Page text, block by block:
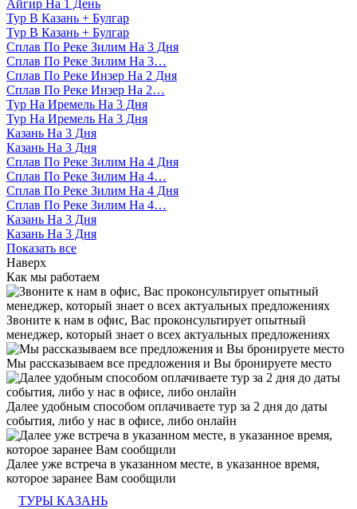
Айгир На 1 День
Тур В Казань + Булгар
Тур В Казань + Булгар
Сплав По Реке Зилим На 3 Дня
Сплав По Реке Зилим На 3…
Сплав По Реке Инзер На 2 Дня
Сплав По Реке Инзер На 2…
Тур На Иремель На 3 Дня
Тур На Иремель На 3 Дня
Казань На 3 Дня
Казань На 3 Дня
Сплав По Реке Зилим На 4 Дня
Сплав По Реке Зилим На 4…
Сплав По Реке Зилим На 4 Дня
Сплав По Реке Зилим На 4…
Казань На 3 Дня
Казань На 3 Дня
Показать все
Наверх
Как мы работаем
Звоните к нам в офис, Вас проконсультирует опытный
менеджер, который знает о всех актуальных предложениях
Мы рассказываем все предложения и Вы бронируете место
Далее удобным способом оплачиваете тур за 2 дня до даты
события, либо у нас в офисе, либо онлайн
Далее уже встреча в указанном месте, в указанное время,
которое заранее Вам сообщили
ТУРЫ КАЗАНЬ